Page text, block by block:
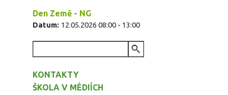
Den Země - NG
Datum: 12.05.2026 08:00 - 13:00
KONTAKTY
ŠKOLA V MÉDIÍCH